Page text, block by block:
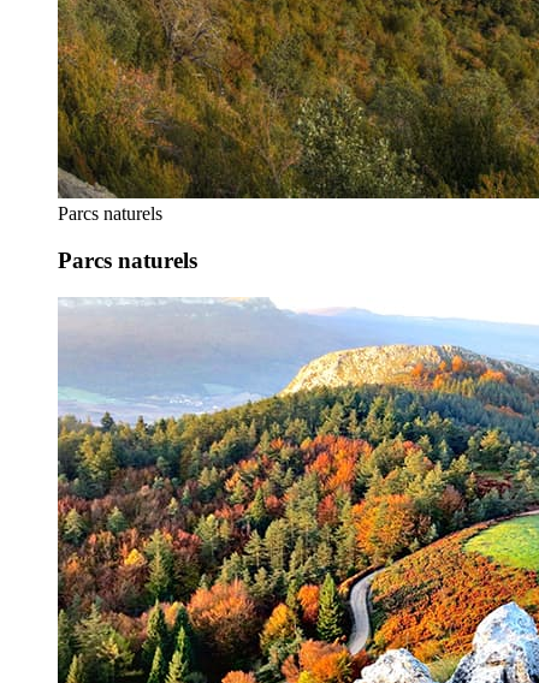
Parcs naturels
Parcs naturels